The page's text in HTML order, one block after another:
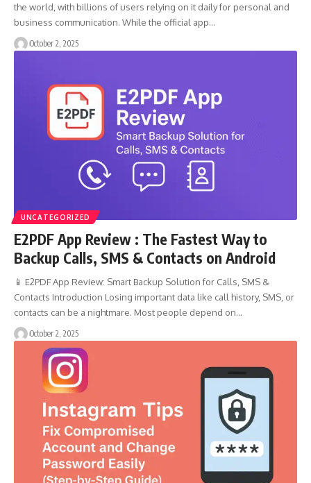
the world, with billions of users relying on it daily for personal and
business communication. While the official app…
October 2, 2025
UNCATEGORIZED
E2PDF App Review : The Fastest Way to
Backup Calls, SMS & Contacts on Android
📱 E2PDF App Review: Smart Backup Solution for Calls, SMS &
Contacts Introduction Losing important data like call history, SMS, or
contacts can be a nightmare. Most people depend on…
October 2, 2025